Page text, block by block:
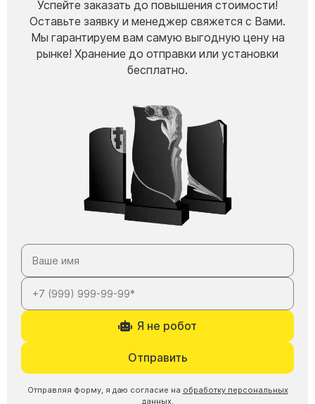
Успейте заказать до повышения стоимости!
Оставьте заявку и менеджер свяжется с Вами.
Мы гарантируем вам самую выгодную цену на
рынке! Хранение до отправки или установки
бесплатно.
Я не робот
Отправить
Отправляя форму, я даю согласие на обработку персональных
данных.